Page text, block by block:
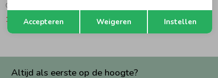
Cap Allover Print Latte Sand
10,75 21,50
Altijd als eerste op de hoogte?
Terug Opslaan
Accepteren Weigeren Instellen